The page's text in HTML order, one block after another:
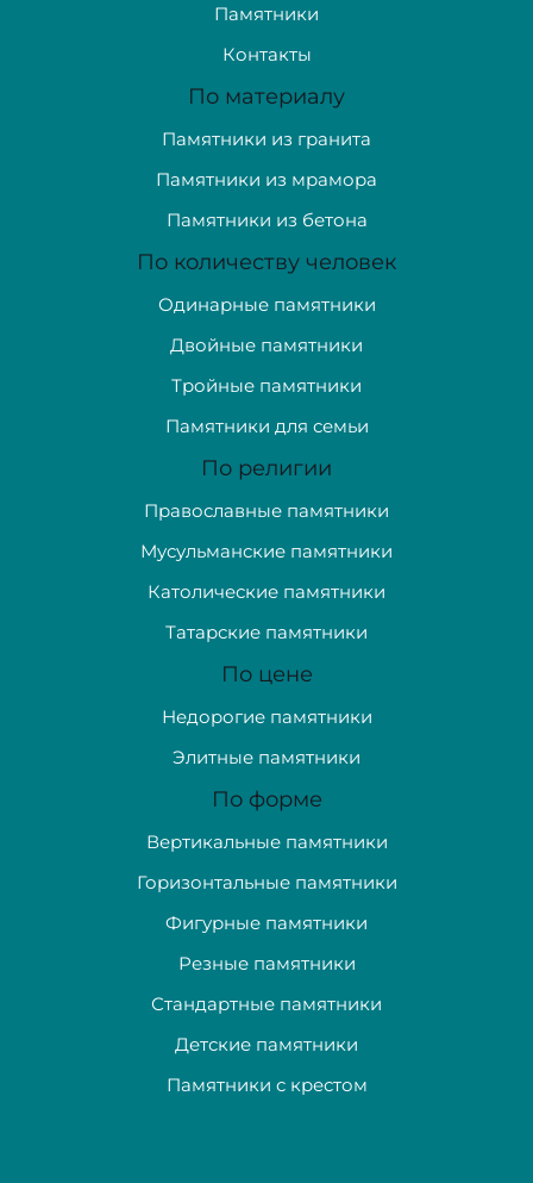
Памятники
Контакты
По материалу
Памятники из гранита
Памятники из мрамора
Памятники из бетона
По количеству человек
Одинарные памятники
Двойные памятники
Тройные памятники
Памятники для семьи
По религии
Православные памятники
Мусульманские памятники
Католические памятники
Татарские памятники
По цене
Недорогие памятники
Элитные памятники
По форме
Вертикальные памятники
Горизонтальные памятники
Фигурные памятники
Резные памятники
Стандартные памятники
Детские памятники
Памятники с крестом